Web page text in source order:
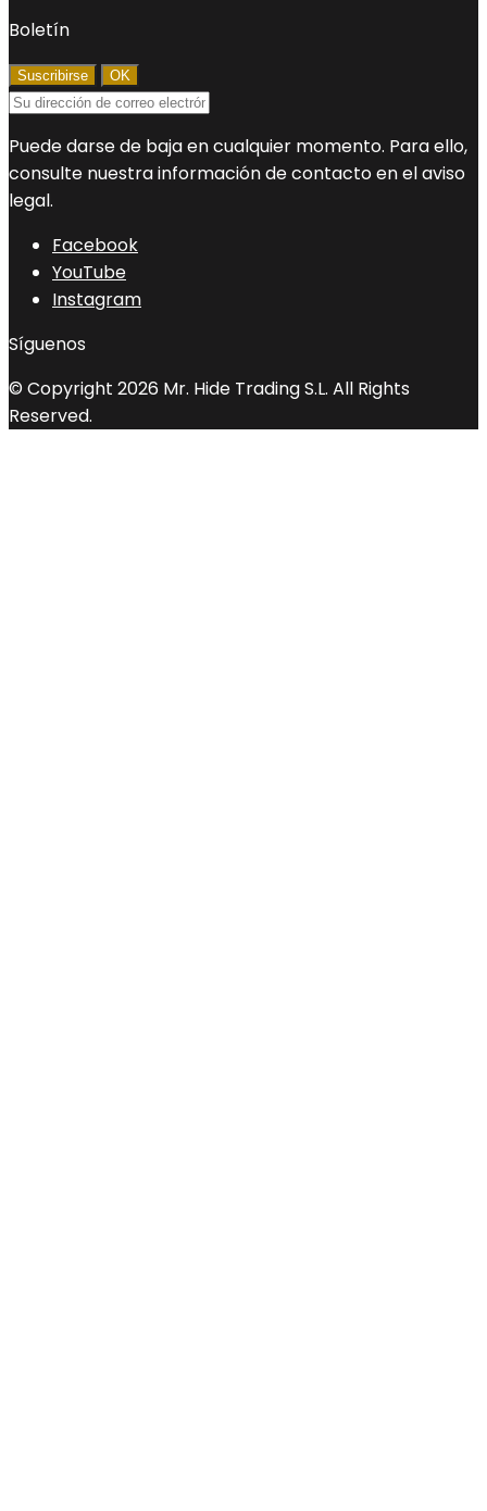
Boletín
Puede darse de baja en cualquier momento. Para ello,
consulte nuestra información de contacto en el aviso
legal.
Facebook
YouTube
Instagram
Síguenos
© Copyright 2026 Mr. Hide Trading S.L. All Rights
Reserved.